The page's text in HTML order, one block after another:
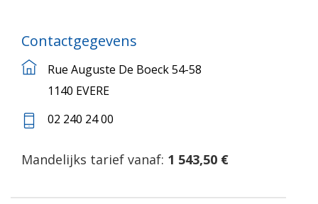
Contactgegevens
Rue Auguste De Boeck 54-58
1140 EVERE
02 240 24 00
Mandelijks tarief vanaf: 1 543,50 €